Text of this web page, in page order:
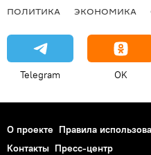
ПОЛИТИКА ЭКОНОМИКА
Telegram OK
О проекте Правила
Контакты Пресс-центр